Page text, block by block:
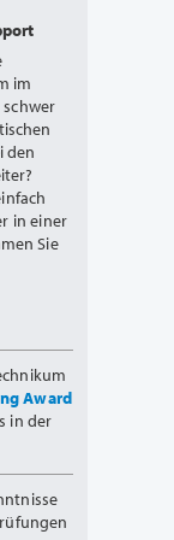
im
den
in einer
Sie
Award
in der